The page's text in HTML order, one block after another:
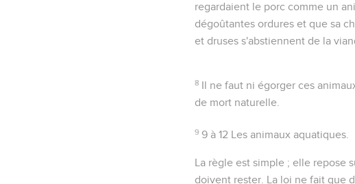
regardaient le porc comme un
dégoûtantes ordures et que sa
et druses s'abstiennent de la
8 Il ne faut ni égorger ces
de mort naturelle.
9 9 à 12 Les animaux aquatiques.
La règle est simple ; elle repose
doivent rester. La loi ne fait que